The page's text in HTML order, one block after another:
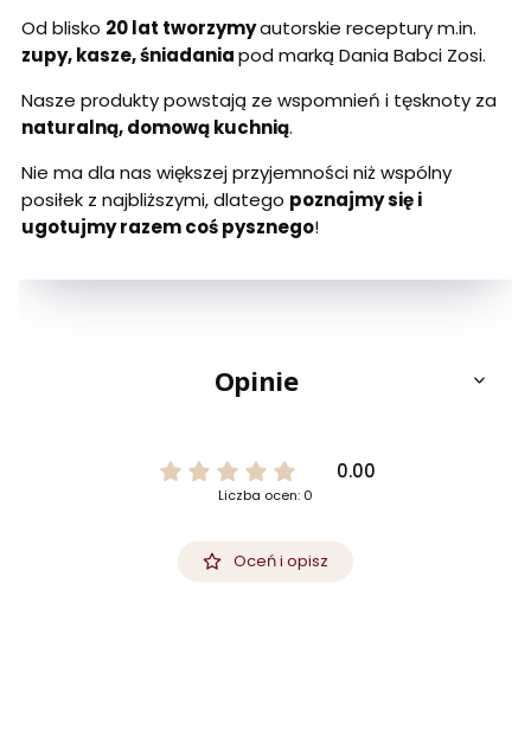
Od blisko 20 lat tworzymyautorskie receptury m.in.
zupy, kasze, śniadaniapod marką Dania Babci Zosi.
Nasze produkty powstają ze wspomnień i tęsknoty za
naturalną, domową kuchnią.
Nie ma dla nas większej przyjemności niż wspólny
posiłek z najbliższymi, dlatego poznajmy się i
ugotujmy razem coś pysznego!
Opinie
0.00
Liczba ocen: 0
Oceń i opisz